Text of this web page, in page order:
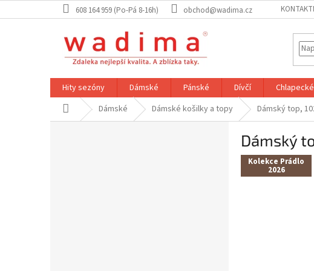
na
608 164 959 (Po-Pá 8-16h) obchod@wadima.cz
Hity sezóny Dámské Pánské Dívčí Chlapecké
Domů Dámské Dámské košilky a topy Dámský top,
Dámský
Kolekce Prádlo
2026